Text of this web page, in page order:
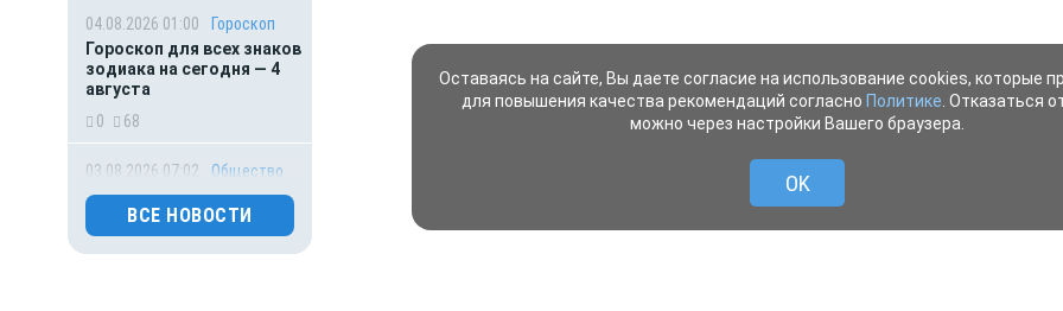
04.08.2026 01:00
Гороскоп
Гороскоп для всех знаков
зодиака на сегодня — 4
августа
0
68
03.08.2026 07:02
Общество
Главное за ночь. Пьяный
судоводитель разрубил
винтом катера 5-летнюю
девочку, тигр напал
ВСЕ НОВОСТИ
Оставаясь на сайте, Вы даете согласие на использование cookies, которые
для повышения качества рекомендаций согласно Политике . Отказаться
можно через настройки Вашего браузера.
OK